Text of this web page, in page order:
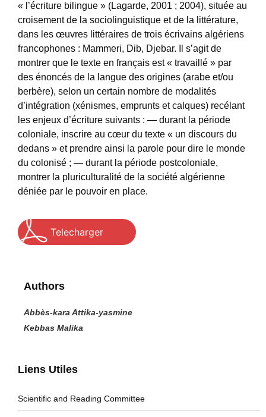
Liens Utiles
Scientific and Reading Committee
« l’écriture bilingue » (Lagarde, 2001 ; 2004), située au
croisement de la sociolinguistique et de la littérature,
dans les œuvres littéraires de trois écrivains algériens
francophones : Mammeri, Dib, Djebar. Il s’agit de
montrer que le texte en français est « travaillé » par
des énoncés de la langue des origines (arabe et/ou
berbère), selon un certain nombre de modalités
d’intégration (xénismes, emprunts et calques) recélant
les enjeux d’écriture suivants : — durant la période
coloniale, inscrire au cœur du texte « un discours du
dedans » et prendre ainsi la parole pour dire le monde
du colonisé ; — durant la période postcoloniale,
montrer la pluriculturalité de la société algérienne
déniée par le pouvoir en place.
Telecharger
Authors
Abbès-kara Attika-yasmine
Kebbas Malika